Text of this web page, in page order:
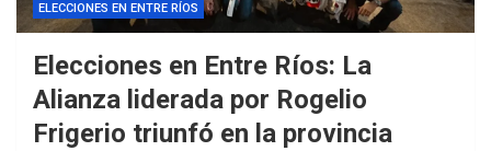
ELECCIONES EN ENTRE RÍOS
Elecciones en Entre Ríos: La
Alianza liderada por Rogelio
Frigerio triunfó en la provincia